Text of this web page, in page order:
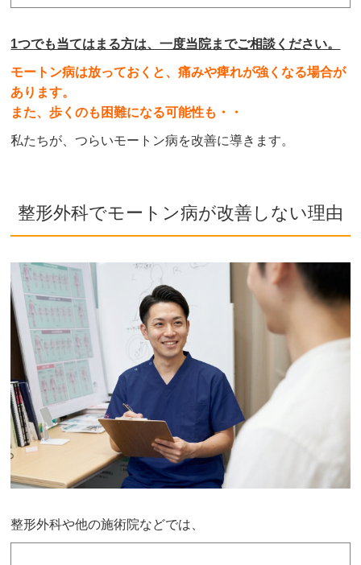
1つでも当てはまる方は、一度当院までご相談ください。
モートン病は放っておくと、痛みや痺れが強くなる場合が
あります。
また、歩くのも困難になる可能性も・・
私たちが、つらいモートン病を改善に導きます。
整形外科でモートン病が改善しない理由
整形外科や他の施術院などでは、